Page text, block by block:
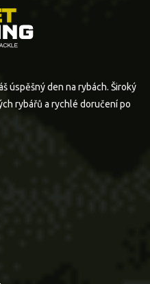
úspěšný den na rybách. Široký
rybářů a rychlé doručení po